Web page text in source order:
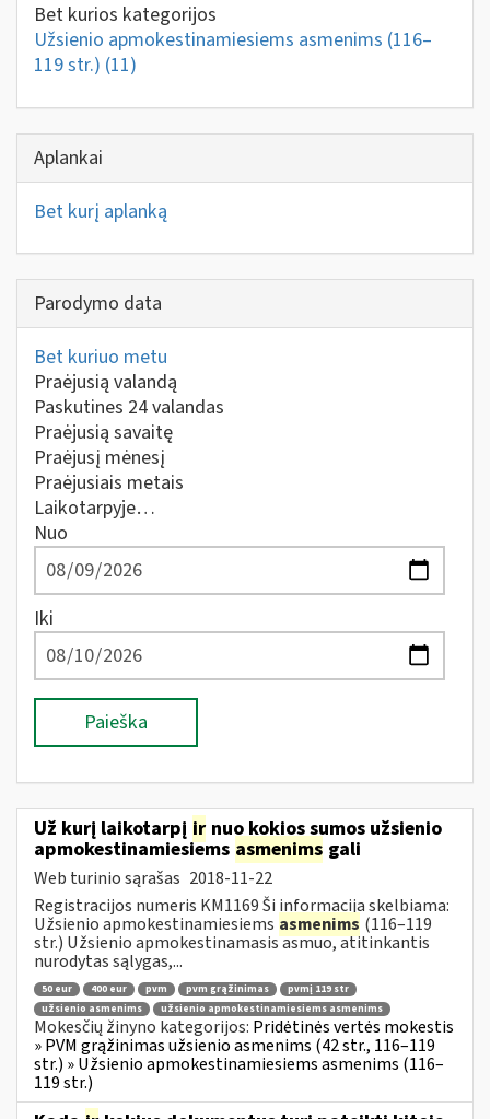
Bet kurios kategorijos
Užsienio apmokestinamiesiems asmenims (116–
119 str.) (11)
Aplankai
Bet kurį aplanką
Parodymo data
Bet kuriuo metu
Praėjusią valandą
Paskutines 24 valandas
Praėjusią savaitę
Praėjusį mėnesį
Praėjusiais metais
Laikotarpyje…
Nuo
Iki
Paieška
Už kurį laikotarpį ir nuo kokios sumos užsienio
apmokestinamiesiems asmenims gali
Web turinio sąrašas 2018-11-22
Registracijos numeris KM1169 Ši informacija skelbiama:
Užsienio apmokestinamiesiems asmenims (116–119
str.) Užsienio apmokestinamasis asmuo, atitinkantis
nurodytas sąlygas,...
50 eur 400 eur pvm pvm grąžinimas
pvmį 119 str
užsienio asmenims
užsienio apmokestinamiesiems asmenims
Mokesčių žinyno kategorijos: Pridėtinės vertės mokestis
» PVM grąžinimas užsienio asmenims (42 str., 116–119
str.) » Užsienio apmokestinamiesiems asmenims (116–
119 str.)